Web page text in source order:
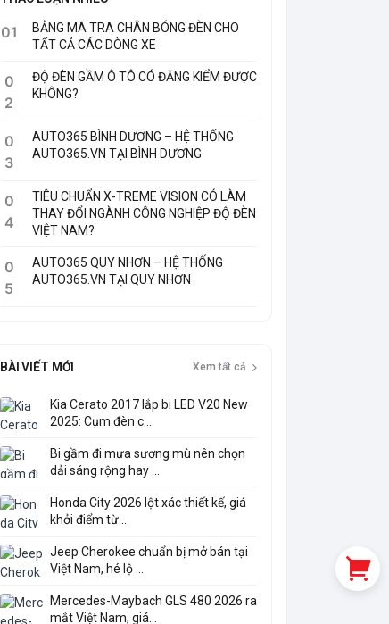
01
BẢNG MÃ TRA CHÂN BÓNG ĐÈN CHO
TẤT CẢ CÁC DÒNG XE
0
2
ĐỘ ĐÈN GẦM Ô TÔ CÓ ĐĂNG KIỂM ĐƯỢC
KHÔNG?
0
3
AUTO365 BÌNH DƯƠNG – HỆ THỐNG
AUTO365.VN TẠI BÌNH DƯƠNG
0
4
TIÊU CHUẨN X-TREME VISION CÓ LÀM
THAY ĐỔI NGÀNH CÔNG NGHIỆP ĐỘ ĐÈN
VIỆT NAM?
0
5
AUTO365 QUY NHƠN – HỆ THỐNG
AUTO365.VN TẠI QUY NHƠN
BÀI VIẾT MỚI Xem tất cả
Kia Cerato 2017 lắp bi LED V20 New
2025: Cụm đèn c...
Bi gầm đi mưa sương mù nên chọn
dải sáng rộng hay ...
Honda City 2026 lột xác thiết kế, giá
khởi điểm từ...
Jeep Cherokee chuẩn bị mở bán tại
Việt Nam, hé lộ ...
Mercedes-Maybach GLS 480 2026 ra
mắt Việt Nam, giá...